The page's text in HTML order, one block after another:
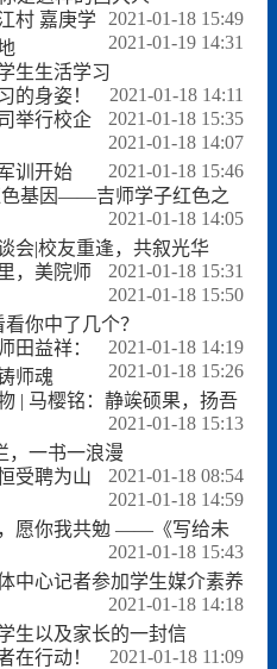
2021-01-18 15:49
村 嘉庚学
2021-01-19 14:31
生生活学习
2021-01-18 14:11
的身姿！
2021-01-18 15:35
举行校企
2021-01-18 14:07
训开始
2021-01-18 15:46
色基因——吉师学子红色之
2021-01-18 14:05
会|校友重逢，共叙光华
2021-01-18 15:31
，美院师
2021-01-18 15:50
你中了几个？
2021-01-18 14:19
田益祥：
师魂
2021-01-18 15:26
| 马樱铭：静竢硕果，扬吾
2021-01-18 15:13
，一书一浪漫
2021-01-18 08:54
受聘为山
2021-01-18 14:59
愿你我共勉 ——《写给未
2021-01-18 15:43
中心记者参加学生媒介素养
2021-01-18 14:18
生以及家长的一封信
2021-01-18 11:09
在行动！